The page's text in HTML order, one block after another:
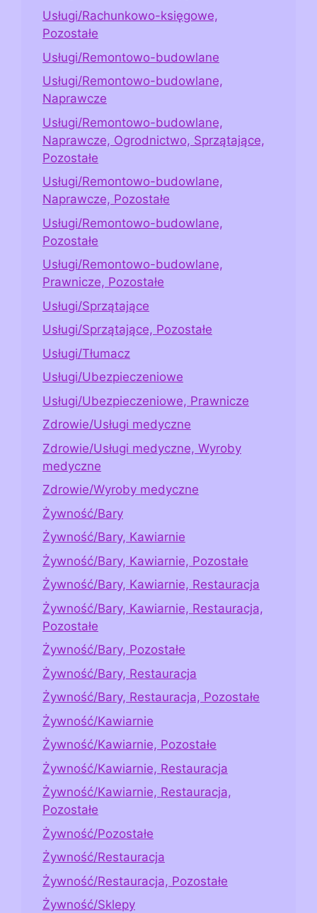
Usługi/Rachunkowo-księgowe,
Pozostałe
Usługi/Remontowo-budowlane
Usługi/Remontowo-budowlane,
Naprawcze
Usługi/Remontowo-budowlane,
Naprawcze, Ogrodnictwo, Sprzątające,
Pozostałe
Usługi/Remontowo-budowlane,
Naprawcze, Pozostałe
Usługi/Remontowo-budowlane,
Pozostałe
Usługi/Remontowo-budowlane,
Prawnicze, Pozostałe
Usługi/Sprzątające
Usługi/Sprzątające, Pozostałe
Usługi/Tłumacz
Usługi/Ubezpieczeniowe
Usługi/Ubezpieczeniowe, Prawnicze
Zdrowie/Usługi medyczne
Zdrowie/Usługi medyczne, Wyroby
medyczne
Zdrowie/Wyroby medyczne
Żywność/Bary
Żywność/Bary, Kawiarnie
Żywność/Bary, Kawiarnie, Pozostałe
Żywność/Bary, Kawiarnie, Restauracja
Żywność/Bary, Kawiarnie, Restauracja,
Pozostałe
Żywność/Bary, Pozostałe
Żywność/Bary, Restauracja
Żywność/Bary, Restauracja, Pozostałe
Żywność/Kawiarnie
Żywność/Kawiarnie, Pozostałe
Żywność/Kawiarnie, Restauracja
Żywność/Kawiarnie, Restauracja,
Pozostałe
Żywność/Pozostałe
Żywność/Restauracja
Żywność/Restauracja, Pozostałe
Żywność/Sklepy